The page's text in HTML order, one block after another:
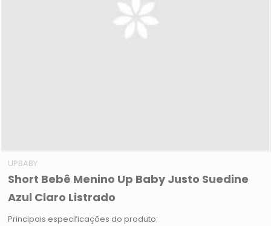
UPBABY
Short Bebê Menino Up Baby Justo Suedine
Azul Claro Listrado
Principais especificações do produto: